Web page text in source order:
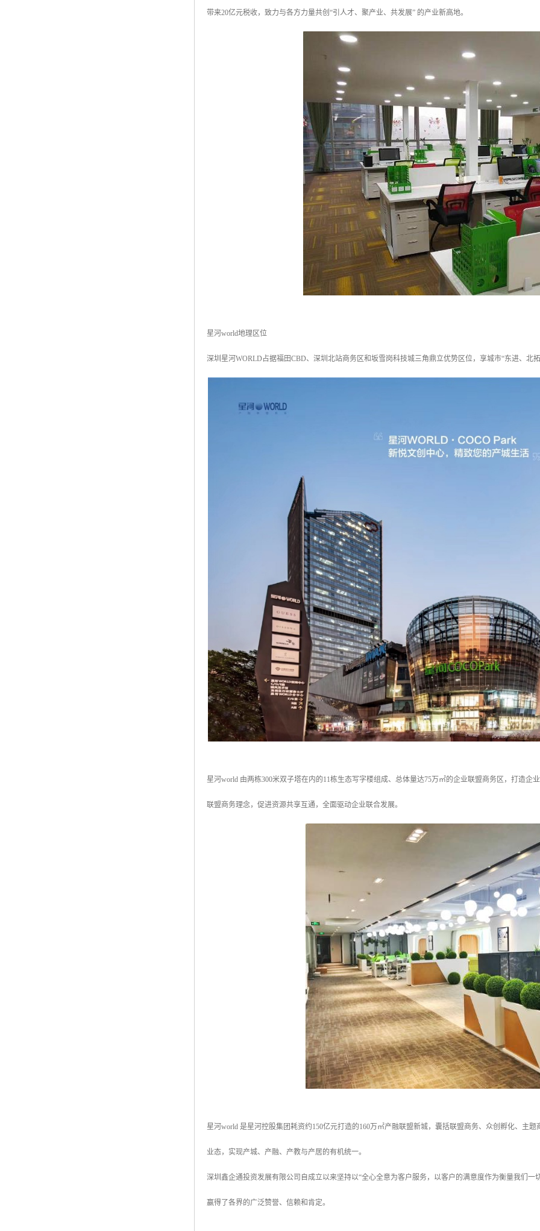
带来20亿元税收，致力与各方力量共创“引人才、聚产业、共发展” 的产业新高地。
星河world地理区位
深圳星河WORLD占据福田CBD、深圳北站商务区和坂雪岗科技城三角鼎立优势区位，享城市“东进、北
星河world 由两栋300米双子塔在内的11栋生态写字楼组成、总体量达75万㎡的企业联盟商务区，打造企
联盟商务理念，促进资源共享互通，全面驱动企业联合发展。
星河world 是星河控股集团耗资约150亿元打造的160万㎡产融联盟新城，囊括联盟商务、众创孵化、主
业态，实现产城、产融、产教与产居的有机统一。
深圳鑫企通投资发展有限公司自成立以来坚持以“全心全意为客户服务，以客户的满意度作为衡量我们
赢得了各界的广泛赞誉、信赖和肯定。